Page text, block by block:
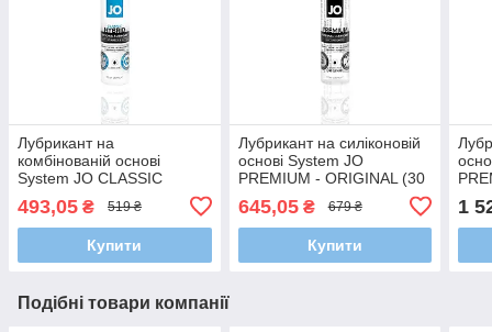
Лубрикант на
комбінованій основі
System JO CLASSIC
493,05 ₴ 519 ₴
Купити
Лубрикант на силіконовій
основі System JO
PREMIUM - ORIGINAL (30
645,05₴ 679 ₴
Купити
1
Подібні товари компанії